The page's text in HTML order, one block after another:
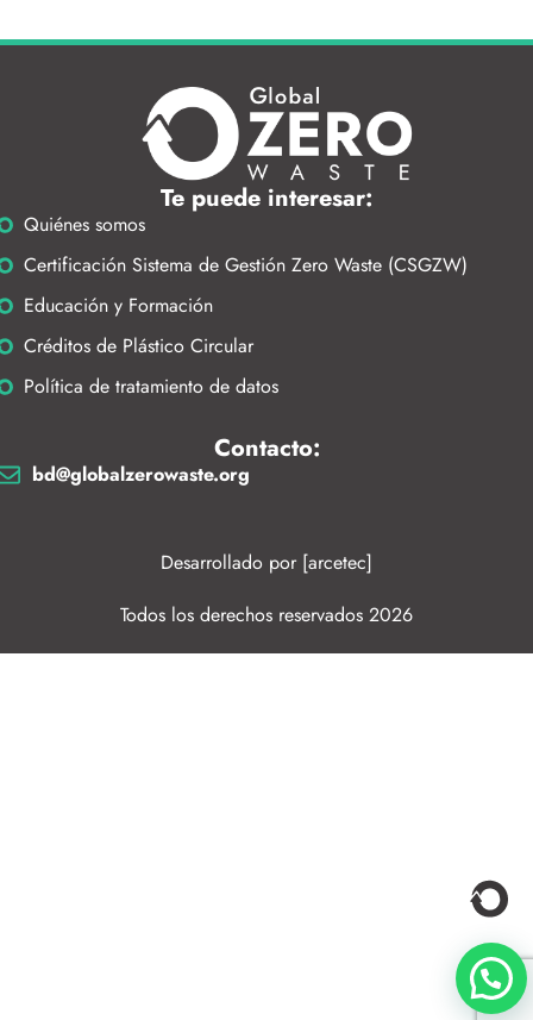
Te puede interesar:
Quiénes somos
Certificación Sistema de Gestión Zero Waste (CSGZW)
Educación y Formación
Créditos de Plástico Circular
Política de tratamiento de datos
Contacto:
bd@globalzerowaste.org
Desarrollado por [arcetec]
Todos los derechos reservados 2026